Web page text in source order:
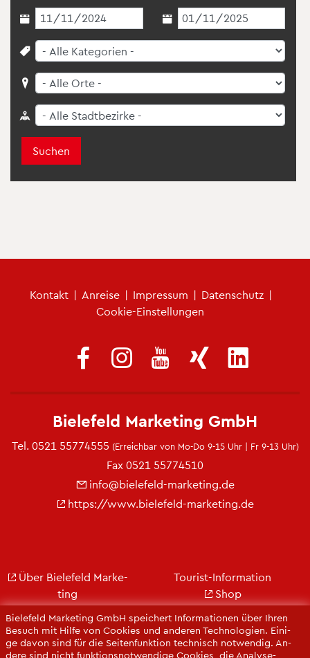
Suchen
Kon­takt | An­rei­se | Im­pres­sum | Da­ten­schutz |
Coo­kie-Ein­stel­lun­gen
Bie­le­feld Mar­ke­ting GmbH spei­chert In­for­ma­tio­nen über Ihren
Be­such mit Hilfe von Coo­kies und an­de­ren Tech­no­lo­gi­en. Ei­ni­
ge davon sind für die Sei­ten­funk­ti­on tech­nisch not­wen­dig. An­
de­re sind nicht funk­ti­ons­not­wen­di­ge Coo­kies, die Ana­ly­se-
Bie­le­feld Mar­ke­ting GmbH
Tel. 0521 55774555 (Er­reich­bar von Mo-Do 9-15 Uhr | Fr 9-13 Uhr)
Fax 0521 55774510
info@​bielefeld-​marketing.​de
https://​www.​bielefeld-​marketing.​de
Über Bie­le­feld Mar­ke­
ting
Jobs
Kon­takt
Ge­schäfts­be­richt
Tou­rist-In­for­ma­ti­on
Shop
City Bie­le­feld
Bie­le­feld-Gut­schein
Web­cams